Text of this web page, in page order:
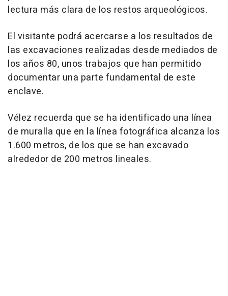
lectura más clara de los restos arqueológicos.
El visitante podrá acercarse a los resultados de
las excavaciones realizadas desde mediados de
los años 80, unos trabajos que han permitido
documentar una parte fundamental de este
enclave.
Vélez recuerda que se ha identificado una línea
de muralla que en la línea fotográfica alcanza los
1.600 metros, de los que se han excavado
alrededor de 200 metros lineales.